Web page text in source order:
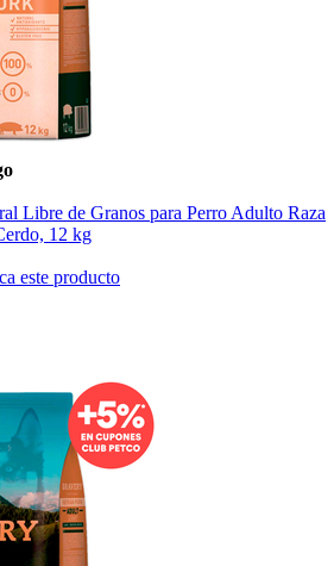
Libre de Granos para Perro Adulto Raza
12 kg
este producto